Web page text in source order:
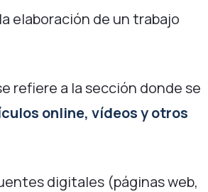
elaboración de un trabajo
refiere a la sección donde se
online, vídeos y otros
digitales (páginas web,